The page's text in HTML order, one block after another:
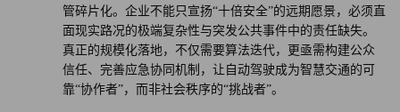
管碎片化。企业不能只宣扬“十倍安全”的远期愿景，必须直
面现实路况的极端复杂性与突发公共事件中的责任缺失。
真正的规模化落地，不仅需要算法迭代，更亟需构建公众
信任、完善应急协同机制，让自动驾驶成为智慧交通的可
靠“协作者”，而非社会秩序的“挑战者”。